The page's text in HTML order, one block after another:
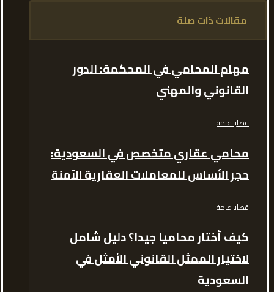
مقالات ذات صلة
مهام المحامي في المحكمة: الدور
القانوني والمهني
قضايا عامة
محامي عقاري متخصص في السعودية:
حجر الأساس للمعاملات العقارية الآمنة
قضايا عامة
كيف أختار محاميًا جيدًا؟ دليل شامل
لاختيار الممثل القانوني الأمثل في
السعودية